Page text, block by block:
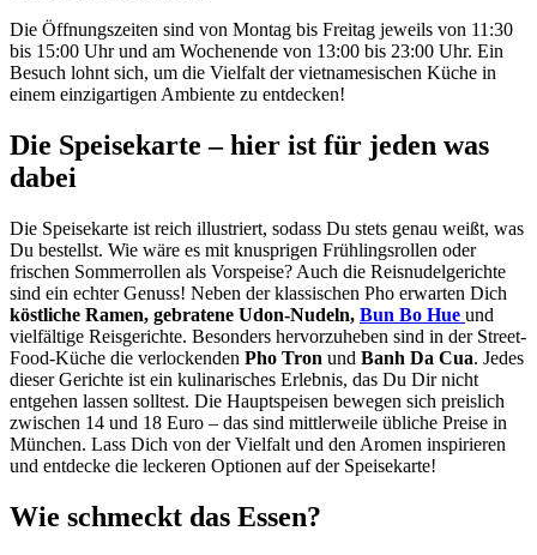
Die Öffnungszeiten sind von Montag bis Freitag jeweils von 11:30
bis 15:00 Uhr und am Wochenende von 13:00 bis 23:00 Uhr. Ein
Besuch lohnt sich, um die Vielfalt der vietnamesischen Küche in
einem einzigartigen Ambiente zu entdecken!
Die Speisekarte – hier ist für jeden was
dabei
Die Speisekarte ist reich illustriert, sodass Du stets genau weißt, was
Du bestellst. Wie wäre es mit knusprigen Frühlingsrollen oder
frischen Sommerrollen als Vorspeise? Auch die Reisnudelgerichte
sind ein echter Genuss! Neben der klassischen Pho erwarten Dich
köstliche Ramen, gebratene Udon-Nudeln, Bun Bo Hue und
vielfältige Reisgerichte. Besonders hervorzuheben sind in der Street-
Food-Küche die verlockenden Pho Tron und Banh Da Cua. Jedes
dieser Gerichte ist ein kulinarisches Erlebnis, das Du Dir nicht
entgehen lassen solltest. Die Hauptspeisen bewegen sich preislich
zwischen 14 und 18 Euro – das sind mittlerweile übliche Preise in
München. Lass Dich von der Vielfalt und den Aromen inspirieren
und entdecke die leckeren Optionen auf der Speisekarte!
Wie schmeckt das Essen?